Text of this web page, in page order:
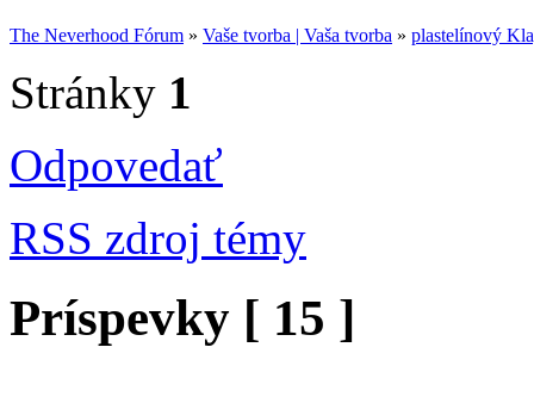
The Neverhood Fórum » Vaše tvorba | Vaša tvorba » plastelínový
Stránky 1
Odpovedať
RSS zdroj témy
Príspevky [ 15 ]